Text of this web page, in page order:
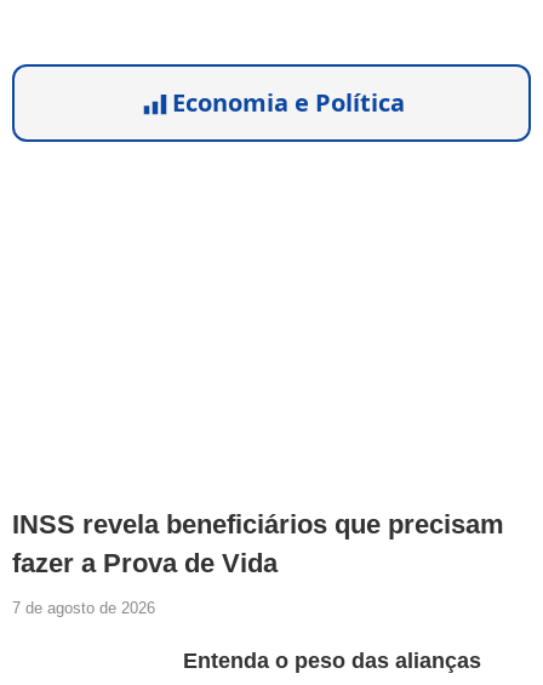
Economia e Política
INSS revela beneficiários que precisam
fazer a Prova de Vida
7 de agosto de 2026
Entenda o peso das alianças